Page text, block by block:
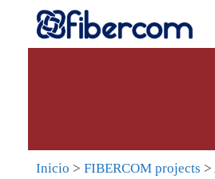
Inicio > FIBERCOM projects >